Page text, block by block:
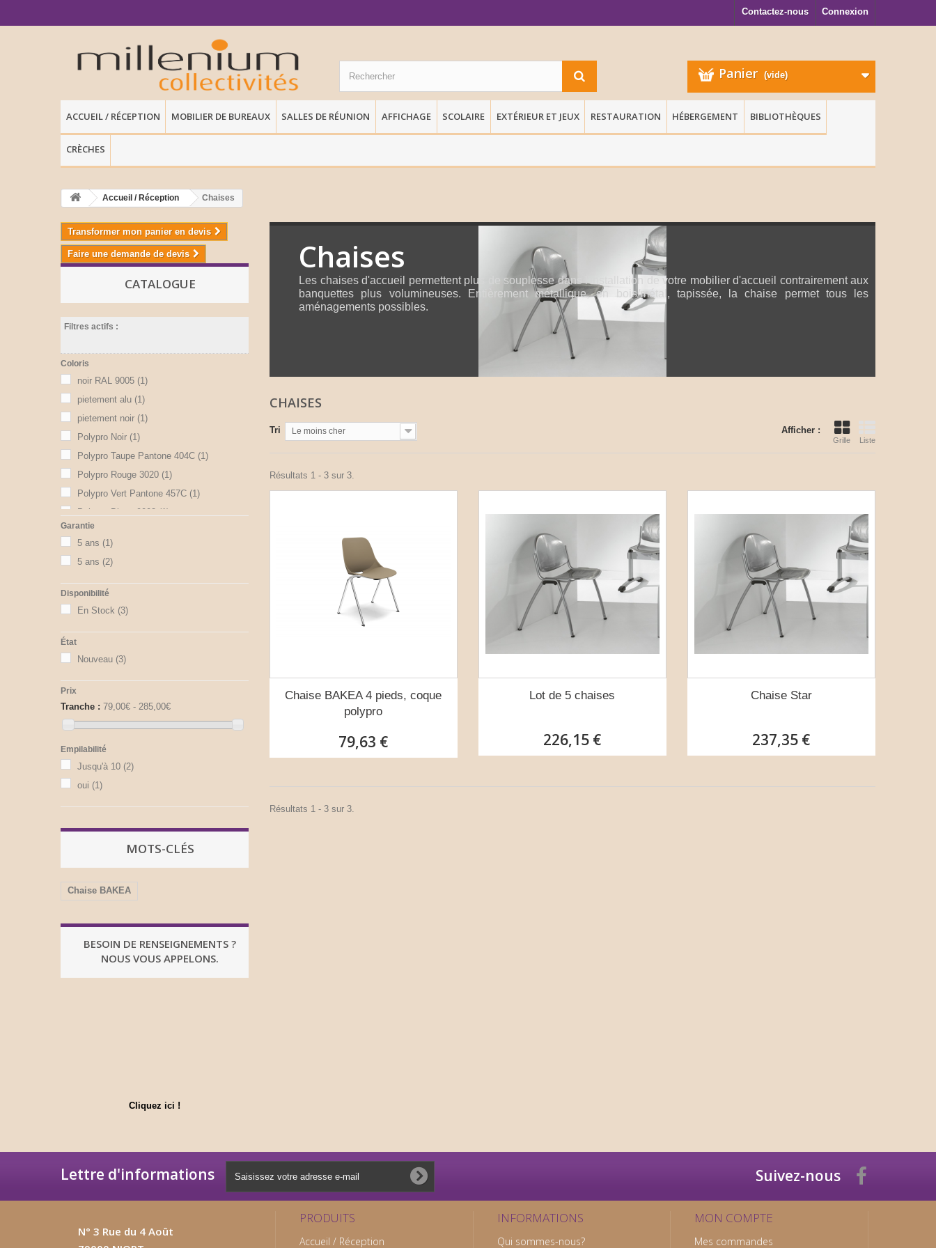
Connexion
Contactez-nous
Panier (vide)
ACCUEIL / RÉCEPTION MOBILIER DE BUREAUX SALLES DE RÉUNION AFFICHAGE SCOLAIRE EXTÉRIEUR ET JEUX RESTAURATION HÉBERGEMENT BIBLIOTHÈQUES
CRÈCHES
Accueil / Réception Chaises
Transformer mon panier en devis
Faire une demande de devis
CATALOGUE
Filtres actifs :
Coloris
noir RAL 9005 (1)
pietement alu (1)
pietement noir (1)
Polypro Noir (1)
Polypro Taupe Pantone 404C (1)
Polypro Rouge 3020 (1)
Polypro Vert Pantone 457C (1)
Polypro Blanc 9003 (1)
Garantie
5 ans (1)
5 ans (2)
Disponibilité
En Stock (3)
État
Nouveau (3)
Prix
Tranche : 79,00€ - 285,00€
Empilabilité
Jusqu'à 10 (2)
oui (1)
MOTS-CLÉS
Chaise BAKEA
BESOIN DE RENSEIGNEMENTS ?
NOUS VOUS APPELONS.
Cliquez ici !
Chaises
Les chaises d'accueil permettent plus de souplesse dans l'installation de votre mobilier d'accueil contrairement aux
banquettes plus volumineuses. Entièrement métallique, en bois/métal, tapissée, la chaise permet tous les
aménagements possibles.
CHAISES
Afficher :
Grille Liste
Tri Le moins cher
Résultats 1 - 3 sur 3.
Chaise BAKEA 4 pieds, coque
polypro
79,63 €
Lot de 5 chaises
226,15 €
Chaise Star
237,35 €
Résultats 1 - 3 sur 3.
Lettre d'informations Suivez-nous
N° 3 Rue du 4 Août
PRODUITS
Accueil / Réception
INFORMATIONS
Qui sommes-nous?
MON COMPTE
Mes commandes